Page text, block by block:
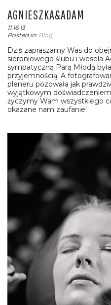
AGNIESZKA&ADAM
11.16.13
Posted in: Blog
Dziś zapraszamy Was do
sierpniowego ślubu i wesela
sympatyczną Parą Młodą
przyjemnością. A
pleneru pozowała jak
wyjątkowym
życzymy Wam wszystkiego
okazane nam zaufanie!